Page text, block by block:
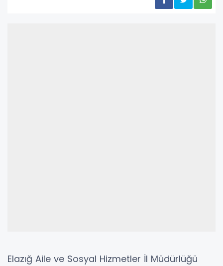
Elazığ Aile ve Sosyal Hizmetler İl Müdürlüğü